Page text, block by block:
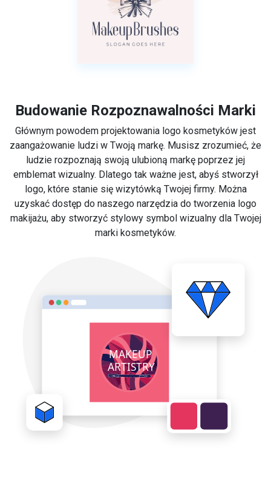
Budowanie Rozpoznawalności Marki
Głównym powodem projektowania logo kosmetyków jest
zaangażowanie ludzi w Twoją markę. Musisz zrozumieć, że
ludzie rozpoznają swoją ulubioną markę poprzez jej
emblemat wizualny. Dlatego tak ważne jest, abyś stworzył
logo, które stanie się wizytówką Twojej firmy. Można
uzyskać dostęp do naszego narzędzia do tworzenia logo
makijażu, aby stworzyć stylowy symbol wizualny dla Twojej
marki kosmetyków.